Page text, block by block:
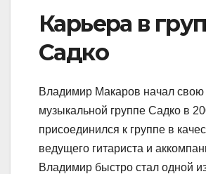
Карьера в
Садко
Владимир Макаров начал свою
музыкальной группе Садко в
присоединился к группе в
ведущего гитариста и
Владимир быстро стал одной